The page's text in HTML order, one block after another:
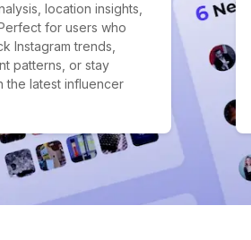
location insights,
for users who
Instagram trends,
patterns, or stay
the latest influencer